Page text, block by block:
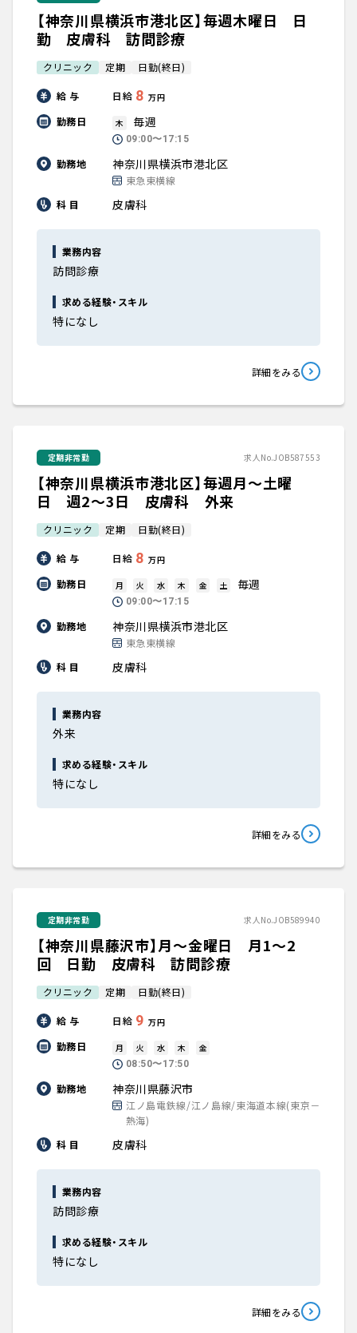
【神奈川県横浜市港北区】毎週木曜日 日
勤 皮膚科 訪問診療
クリニック 定期 日勤(終日)
給 与 日給 8 万円
勤務日 木 毎週
09:00〜17:15
勤務地 神奈川県横浜市港北区
東急東横線
科 目
皮膚科
業務内容
訪問診療
求める経験・スキル
特になし
詳細をみる
定期非常勤 求人No.JOB587553
【神奈川県横浜市港北区】毎週月～土曜
日 週2～3日 皮膚科 外来
クリニック 定期 日勤(終日)
給 与 日給 8 万円
勤務日 月 火 水 木 金 土 毎週
09:00〜17:15
勤務地 神奈川県横浜市港北区
東急東横線
科 目
皮膚科
業務内容
外来
求める経験・スキル
特になし
詳細をみる
定期非常勤 求人No.JOB589940
【神奈川県藤沢市】月～金曜日 月1～2
回 日勤 皮膚科 訪問診療
クリニック 定期 日勤(終日)
給 与 日給 9 万円
勤務日 月 火 水 木 金
08:50〜17:50
勤務地 神奈川県藤沢市
江ノ島電鉄線/江ノ島線/東海道本線(東京－
熱海)
科 目
皮膚科
業務内容
訪問診療
求める経験・スキル
特になし
詳細をみる